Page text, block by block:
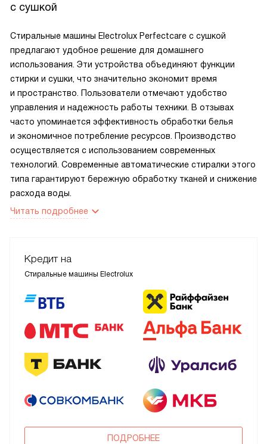
с сушкой
Стиральные машины Electrolux Perfectcare с сушкой
предлагают удобное решение для домашнего
использования. Эти устройства объединяют функции
стирки и сушки, что значительно экономит время
и пространство. Пользователи отмечают удобство
управления и надежность работы техники. В отзывах
часто упоминается эффективность обработки белья
и экономичное потребление ресурсов. Производство
осуществляется с использованием современных
технологий. Современные автоматические стиралки этого
типа гарантируют бережную обработку тканей и снижение
расхода воды.
Читать подробнее
Кредит на
Стиральные машины Electrolux
ПОДРОБНЕЕ